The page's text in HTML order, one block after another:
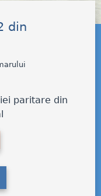
din
paritare din